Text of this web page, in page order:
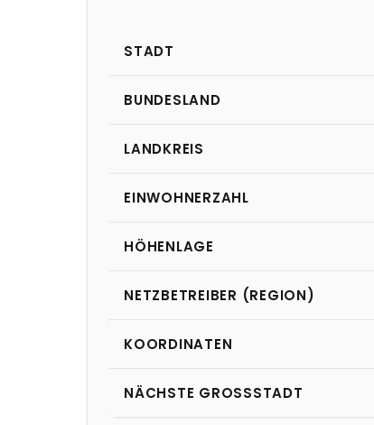
STADT
BUNDESLAND
LANDKREIS
EINWOHNERZAHL
HÖHENLAGE
NETZBETREIBER (REGION)
KOORDINATEN
NÄCHSTE GROSSSTADT